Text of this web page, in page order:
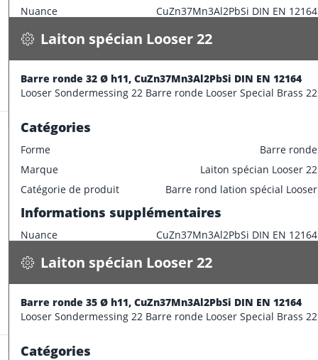
Nuance CuZn37Mn3Al2PbSi DIN EN 12164
Caractéristiques dimensionnelles
Informations supplémentaires
Spécifications
Laiton spécian Looser 22
Barre ronde 32 Ø h11, CuZn37Mn3Al2PbSi DIN EN 12164
Looser Sondermessing 22 Barre ronde Looser Special Brass 22
Catégories
Forme
Barre ronde
Marque
Laiton spécian Looser 22
Catégorie de produit
Barre rond lation spécial Looser
Informations supplémentaires
Nuance CuZn37Mn3Al2PbSi DIN EN 12164
Caractéristiques dimensionnelles
Informations supplémentaires
CONFECTIONNER
Stock: 20.0 m
Laiton spécian Looser 22
7.900 kg / m
Spécifications
Laiton spécian Looser 22
Barre ronde 35 Ø h11, CuZn37Mn3Al2PbSi DIN EN 12164
Looser Sondermessing 22 Barre ronde Looser Special Brass 22
Catégories
CONFECTIONNER
Stock: 2.2 m